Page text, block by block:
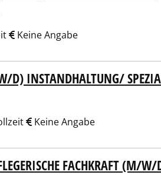
Keine Angabe
D) INSTANDHALTUNG/
Keine Angabe
FACHKRAFT (M/